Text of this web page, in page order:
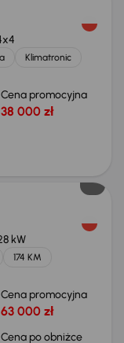
Klimatronic
Cena promocyjna
38 000 zł
kW
174 KM
Cena promocyjna
63 000 zł
Cena po obniżce